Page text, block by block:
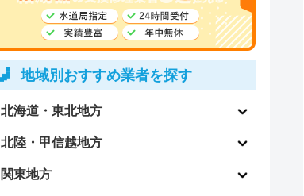
地域別おすすめ業者を探す
北海道・東北地方
北陸・甲信越地方
関東地方